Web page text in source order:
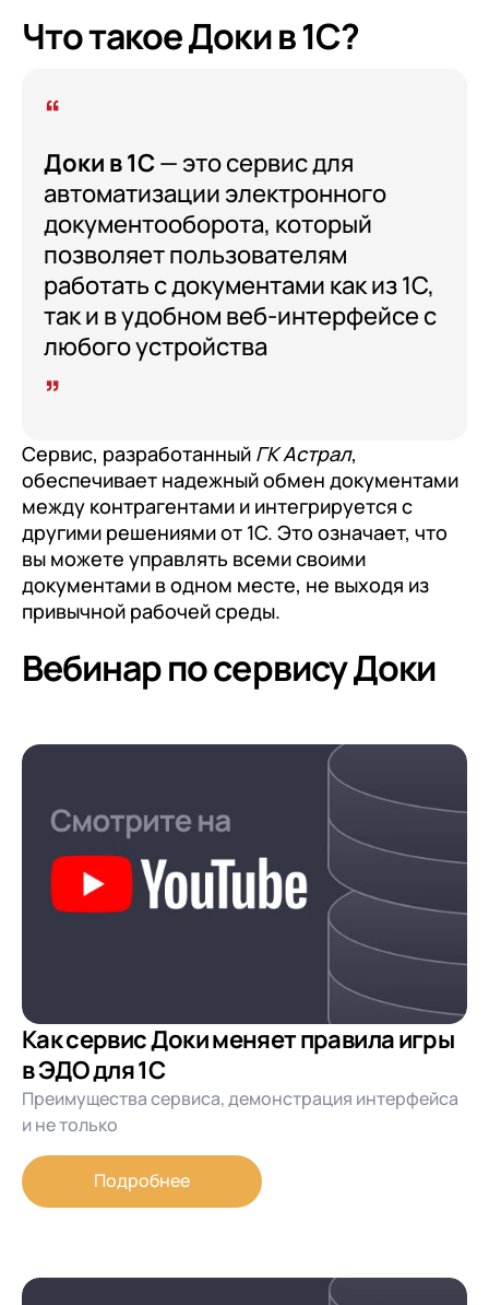
Что такое Доки в 1С?
Доки в 1С— это сервис для
автоматизации электронного
документооборота, который
позволяет пользователям
работать с документами как из 1С,
так и в удобном веб-интерфейсе с
любого устройства
Сервис, разработанный ГК Астрал,
обеспечивает надежный обмен документами
между контрагентами и интегрируется с
другими решениями от 1С. Это означает, что
вы можете управлять всеми своими
документами в одном месте, не выходя из
привычной рабочей среды.
Вебинар по сервису Доки
Как сервис Доки меняет правила игры
в ЭДО для 1С
Преимущества сервиса, демонстрация интерфейса
и не только
Подробнее
1С:Контрагент
Доки 1С